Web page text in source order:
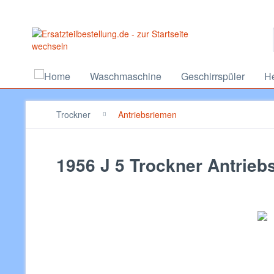
Waschmaschine Geschirrspüler
Trockner Antriebsriemen
1956 J 5 Trockner